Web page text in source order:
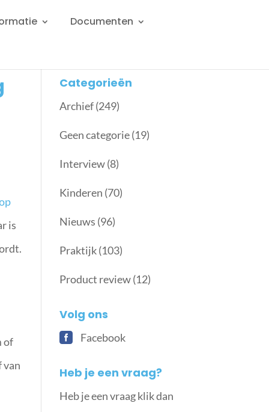
Documenten
is
of
van
Categorieën
Archief(249)
Geen categorie(19)
Interview(8)
Kinderen (70)
Nieuws (96)
Praktijk(103)
Product review(12)
Volg ons
Facebook
Heb je een vraag?
Heb je een vraag klik dan